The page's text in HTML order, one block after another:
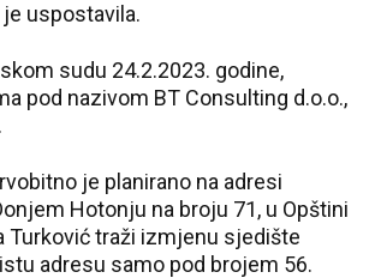
uspostavila.
sudu 24.2.2023. godine,
pod nazivom BT Consulting d.o.o.,
je planirano na adresi
Hotonju na broju 71, u Opštini
Turković traži izmjenu sjedište
adresu samo pod brojem 56.